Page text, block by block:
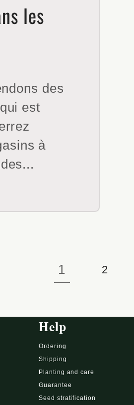
les
des
est
à
1 2
Help
Ordering
Shipping
Planting and care
Guarantee
Seed stratification